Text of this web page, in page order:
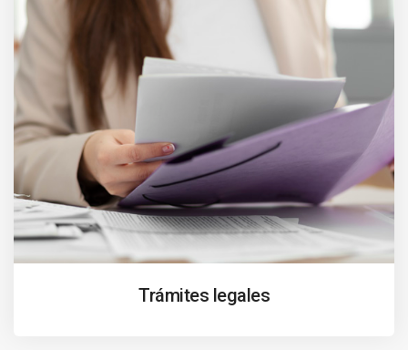
Trámites legales